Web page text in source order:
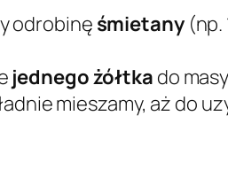
odrobinęśmietany(np.
jednego żółtka do
mieszamy, aż do